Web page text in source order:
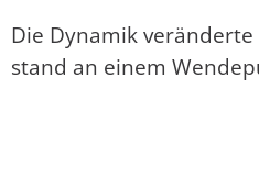
Die Dynamik
stand an einem